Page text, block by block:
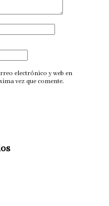
electrónico y web en
vez que comente.